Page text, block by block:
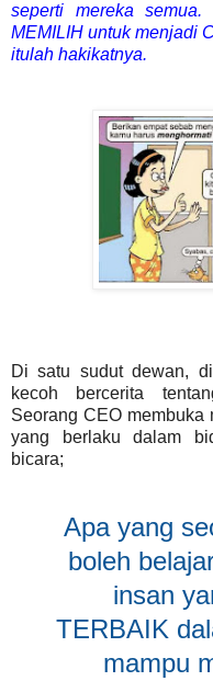
seperti mereka
MEMILIH untuk menjadi
itulah hakikatnya.
Di satu sudut dewan,
kecoh bercerita
Seorang CEO membuka
yang berlaku dalam
bicara;
Apa yang
boleh
insan
TERBAIK
mampu